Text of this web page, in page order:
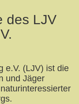
des LJV
e.V. (LJV) ist die
und Jäger